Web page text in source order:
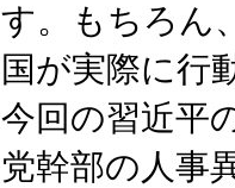
す。もちろん
国が実際に行
今回の習近平
党幹部の人事